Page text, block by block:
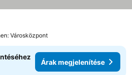
Városközpont
Árak megjelenítése